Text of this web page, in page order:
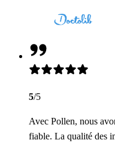
5/5
Avec Pollen, nous
fiable. La qualité des